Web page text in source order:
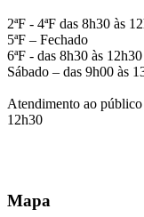
2ªF - 4ªF das 8h30 às
5ªF – Fechado
6ªF - das 8h30 às
Sábado – das 9h00 às
Atendimento ao
12h30
Mapa